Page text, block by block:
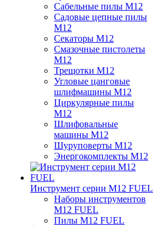
Сабельные пилы M12
Садовые цепные пилы
M12
Секаторы M12
Смазочные пистолеты
M12
Трещотки M12
Угловые цанговые
шлифмашины M12
Циркулярные пилы
M12
Шлифовальные
машины M12
Шуруповерты M12
Энергокомплекты M12
Инструмент серии M12 FUEL
Наборы инструментов
M12 FUEL
Пилы M12 FUEL